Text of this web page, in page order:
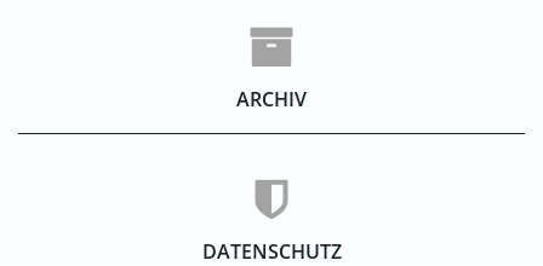
ARCHIV
DATENSCHUTZ